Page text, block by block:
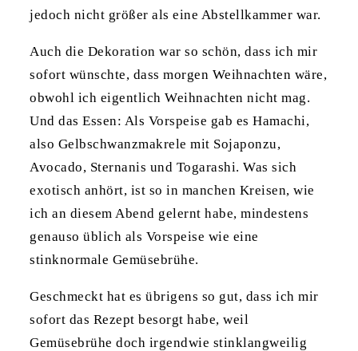
jedoch nicht größer als eine Abstellkammer war.
Auch die Dekoration war so schön, dass ich mir
sofort wünschte, dass morgen Weihnachten wäre,
obwohl ich eigentlich Weihnachten nicht mag.
Und das Essen: Als Vorspeise gab es Hamachi,
also Gelbschwanzmakrele mit Sojaponzu,
Avocado, Sternanis und Togarashi. Was sich
exotisch anhört, ist so in manchen Kreisen, wie
ich an diesem Abend gelernt habe, mindestens
genauso üblich als Vorspeise wie eine
stinknormale Gemüsebrühe.
Geschmeckt hat es übrigens so gut, dass ich mir
sofort das Rezept besorgt habe, weil
Gemüsebrühe doch irgendwie stinklangweilig